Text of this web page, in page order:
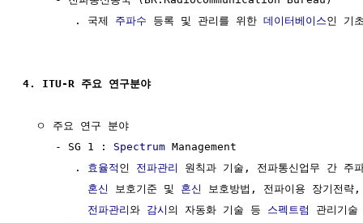
        . 국제
주파수 등록 및 관리를 위한 데이터베이스인 기
4. ITU-R 주요 연구분야
  ㅇ 주요 연구 분야
     - SG 1 :
Spectrum Management
        .
효율적 인 전파관리
원칙과 기술, 전파통신업무 간 주
혼신
보호기준 및 혼신
보호방법, 전파이용 장기전
전파관리와 감시 의 자동화 기술 등 스펙트럼
관리기